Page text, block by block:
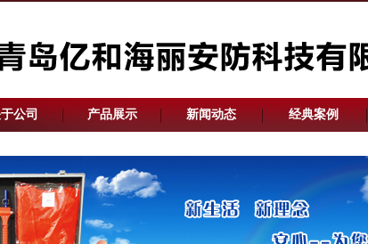
公司 产品展示 新闻动态 经典案例